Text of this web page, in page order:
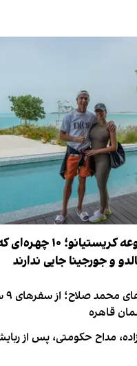
لیست ممنوعه
و جورجینا جایی ندارند
قاهره
مداح حکومتی، پس از